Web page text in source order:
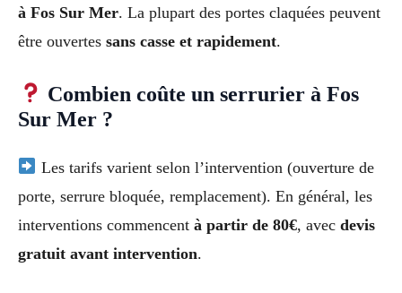
à Fos Sur Mer. La plupart des portes claquées peuvent
être ouvertes sans casse et rapidement.
Combien coûte un serrurier à Fos
Sur Mer ?
Les tarifs varient selon l’intervention (ouverture de
porte, serrure bloquée, remplacement). En général, les
interventions commencent à partir de 80€, avec devis
gratuit avant intervention.